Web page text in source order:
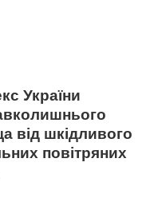
України
від шкідливого
повітряних